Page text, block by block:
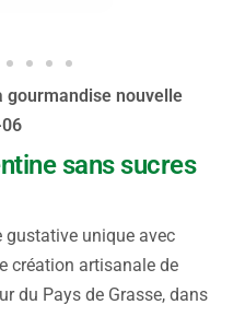
gourmandise nouvelle
sans sucres
gustative unique avec
création artisanale de
du Pays de Grasse, dans